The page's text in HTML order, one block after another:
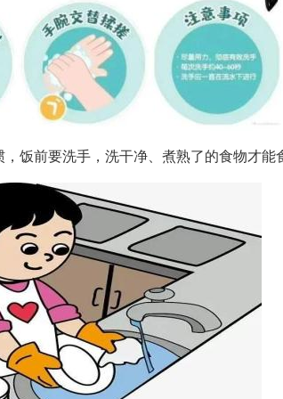
，饭前要洗手，洗干净、煮熟了的食物才能